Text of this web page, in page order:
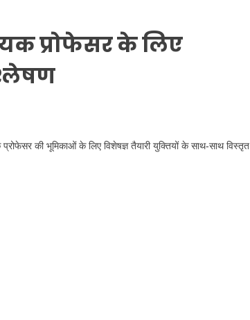
प्रोफेसर के लिए
की भूमिकाओं के लिए विशेषज्ञ तैयारी युक्तियों के साथ-साथ विस्तृत